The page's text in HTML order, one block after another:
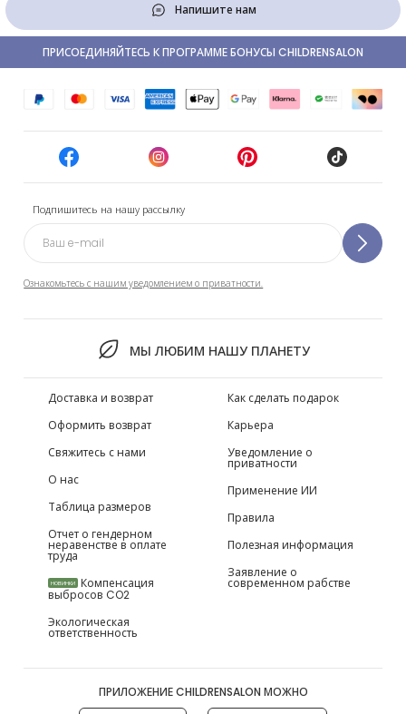
Напишите нам
Подпишитесь на нашу рассылку
Ознакомьтесь с нашим уведомлением о приватности.
МЫ ЛЮБИМ НАШУ ПЛАНЕТУ
ПРИСОЕДИНЯЙТЕСЬ К ПРОГРАММЕ БОНУСЫ CHILDRENSALON
Доставка и возврат
Оформить возврат
Свяжитесь с нами
О нас
Таблица размеров
Отчет о гендерном
неравенстве в оплате
труда
НОВИНКИ Компенсация
выбросов CO2
Экологическая
ответственность
Как сделать подарок
Карьера
Уведомление о
приватности
Применение ИИ
Правила
Полезная информация
Заявление о
современном рабстве
ПРИЛОЖЕНИЕ CHILDRENSALON МОЖНО